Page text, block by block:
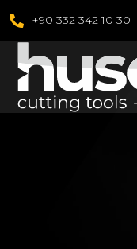
+90 332 342 10 30